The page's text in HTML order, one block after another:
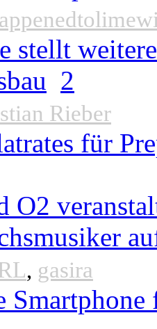
stellt
2
Rieber
für
O2
, gasira